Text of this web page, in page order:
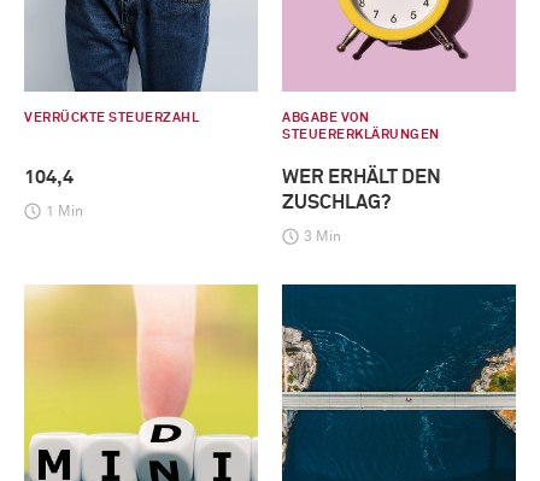
VERRÜCKTE STEUERZAHL
104,4
1 Min
ABGABE VON
STEUERERKLÄRUNGEN
WER ERHÄLT DEN
ZUSCHLAG?
3 Min